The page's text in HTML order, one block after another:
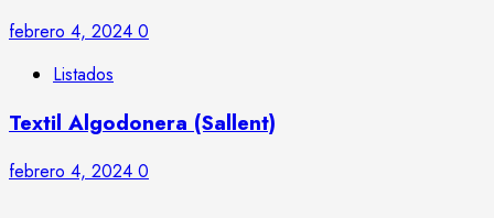
febrero 4, 2024 0
Listados
Textil Algodonera (Sallent)
febrero 4, 2024 0